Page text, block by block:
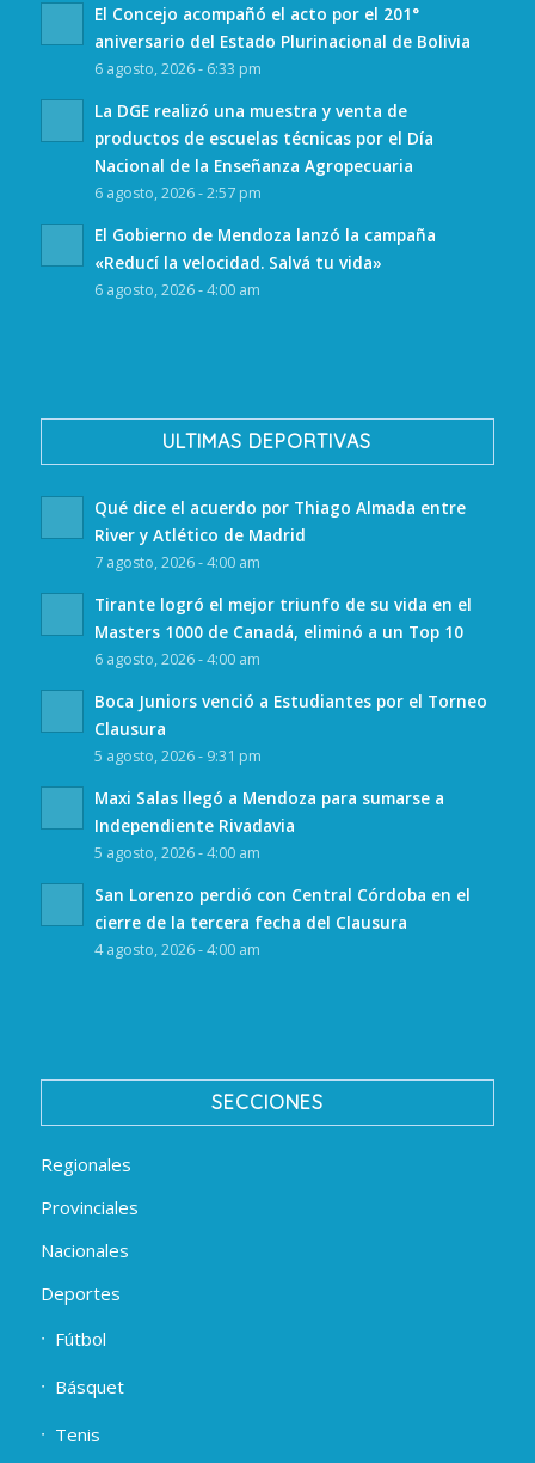
El Concejo acompañó el acto por el 201°
aniversario del Estado Plurinacional de Bolivia
6 agosto, 2026 - 6:33 pm
La DGE realizó una muestra y venta de
productos de escuelas técnicas por el Día
Nacional de la Enseñanza Agropecuaria
6 agosto, 2026 - 2:57 pm
El Gobierno de Mendoza lanzó la campaña
«Reducí la velocidad. Salvá tu vida»
6 agosto, 2026 - 4:00 am
ULTIMAS DEPORTIVAS
Qué dice el acuerdo por Thiago Almada entre
River y Atlético de Madrid
7 agosto, 2026 - 4:00 am
Tirante logró el mejor triunfo de su vida en el
Masters 1000 de Canadá, eliminó a un Top 10
6 agosto, 2026 - 4:00 am
Boca Juniors venció a Estudiantes por el Torneo
Clausura
5 agosto, 2026 - 9:31 pm
Maxi Salas llegó a Mendoza para sumarse a
Independiente Rivadavia
5 agosto, 2026 - 4:00 am
San Lorenzo perdió con Central Córdoba en el
cierre de la tercera fecha del Clausura
4 agosto, 2026 - 4:00 am
SECCIONES
Regionales
Provinciales
Nacionales
Deportes
Fútbol
Básquet
Tenis